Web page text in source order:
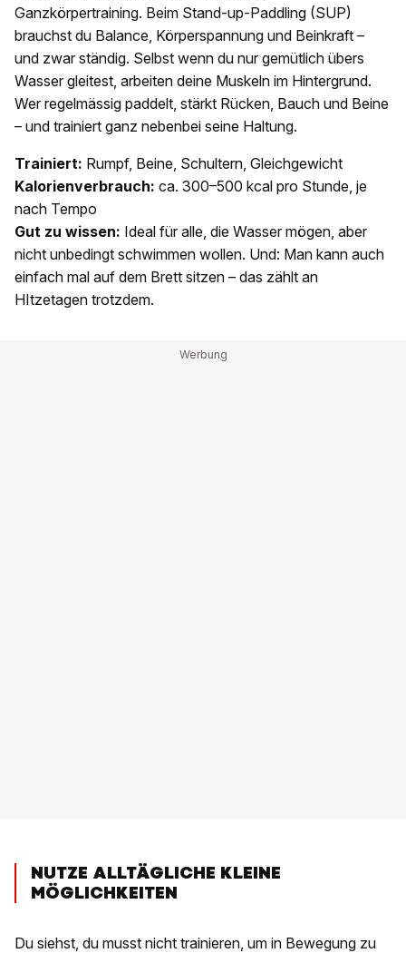
Ganzkörpertraining. Beim Stand-up-Paddling (SUP)
brauchst du Balance, Körperspannung und Beinkraft –
und zwar ständig. Selbst wenn du nur gemütlich übers
Wasser gleitest, arbeiten deine Muskeln im Hintergrund.
Wer regelmässig paddelt, stärkt Rücken, Bauch und Beine
– und trainiert ganz nebenbei seine Haltung.
Trainiert: Rumpf, Beine, Schultern, Gleichgewicht
Kalorienverbrauch: ca. 300–500 kcal pro Stunde, je
nach Tempo
Gut zu wissen: Ideal für alle, die Wasser mögen, aber
nicht unbedingt schwimmen wollen. Und: Man kann auch
einfach mal auf dem Brett sitzen – das zählt an
HItzetagen trotzdem.
NUTZE ALLTÄGLICHE KLEINE
MÖGLICHKEITEN
Du siehst, du musst nicht trainieren, um in Bewegung zu